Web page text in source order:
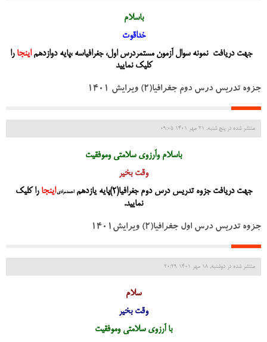
باسلام
خداقوت
جهت دریافت نمونه سوال آزمون مستمردرس اول، جغرافیاسه ،پایه دوازدهماینجارا
کلیک نمایید
جزوه تدریس درس دوم جغرافیا(2) ویرایش 1401
منتشر شده در پنج شنبه, 21 مهر 1401 09:05
باسلام وآرزوی سلامتی وموفقیت
وقت بخیر
جهت دریافت جزوه تدریس درس دوم جغرافیا(2)پایه یازدهم
احمدمرادیاینجارا کلیک
نمایید.
جزوه تدریس درس اول جغرافیا(2) ویرایش1401
منتشر شده در دوشنبه, 18 مهر 1401 20:29
سلام
وقت بخیر
با آرزوی سلامتی وموفقیت